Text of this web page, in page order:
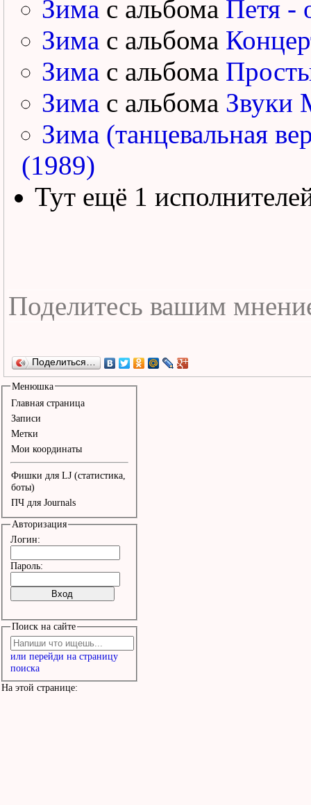
Зима с альбома Петя -
Зима с альбома
Зима с альбома
Зима с альбома Звуки
Зима (танцевальная
(1989)
Тут ещё 1
Поделиться…
Менюшка
Главная страница
Записи
Метки
Мои координаты
Фишки для LJ (статистика,
боты)
ПЧ для Journals
Авторизация
Логин:
Пароль:
Поиск на сайте
или перейди на страницу
поиска
На этой странице: